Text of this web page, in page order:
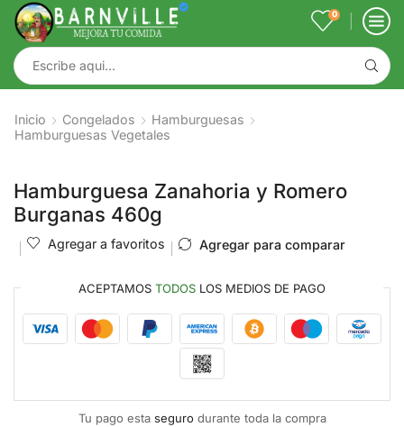
0
Inicio Congelados
Hamburguesas
Hamburguesas Vegetales
Hamburguesa Zanahoria y Romero
Burganas 460g
Agregar a favoritos Agregar para comparar
ACEPTAMOS TODOS LOS MEDIOS DE PAGO
Tu pago esta segurodurante toda la compra